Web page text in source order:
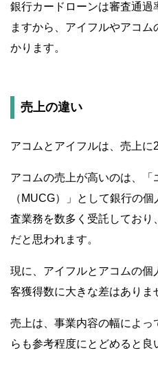
銀行カードローンは審査通過
ますから、アイフルやアコ
かります。
売上の違い
アコムとアイフルは、売上に
アコムの売上が高いのは、
（MUCG）」として銀行の
査業務を数多く受託しており
だと思われます。
現に、アイフルとアコムの
客獲得数に大きな差はありま
売上は、事業内容の幅によっ
らも参考程度にとどめると良